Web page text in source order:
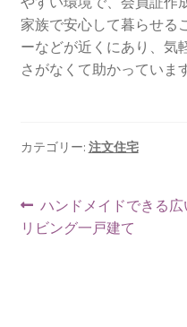
家族で安心して暮らせる
ーなどが近くにあり、気
さがなくて助かっています
カテゴリー: 注文住宅
投
稿
前
の
ハンドメイドできる広
リビング一戸建て